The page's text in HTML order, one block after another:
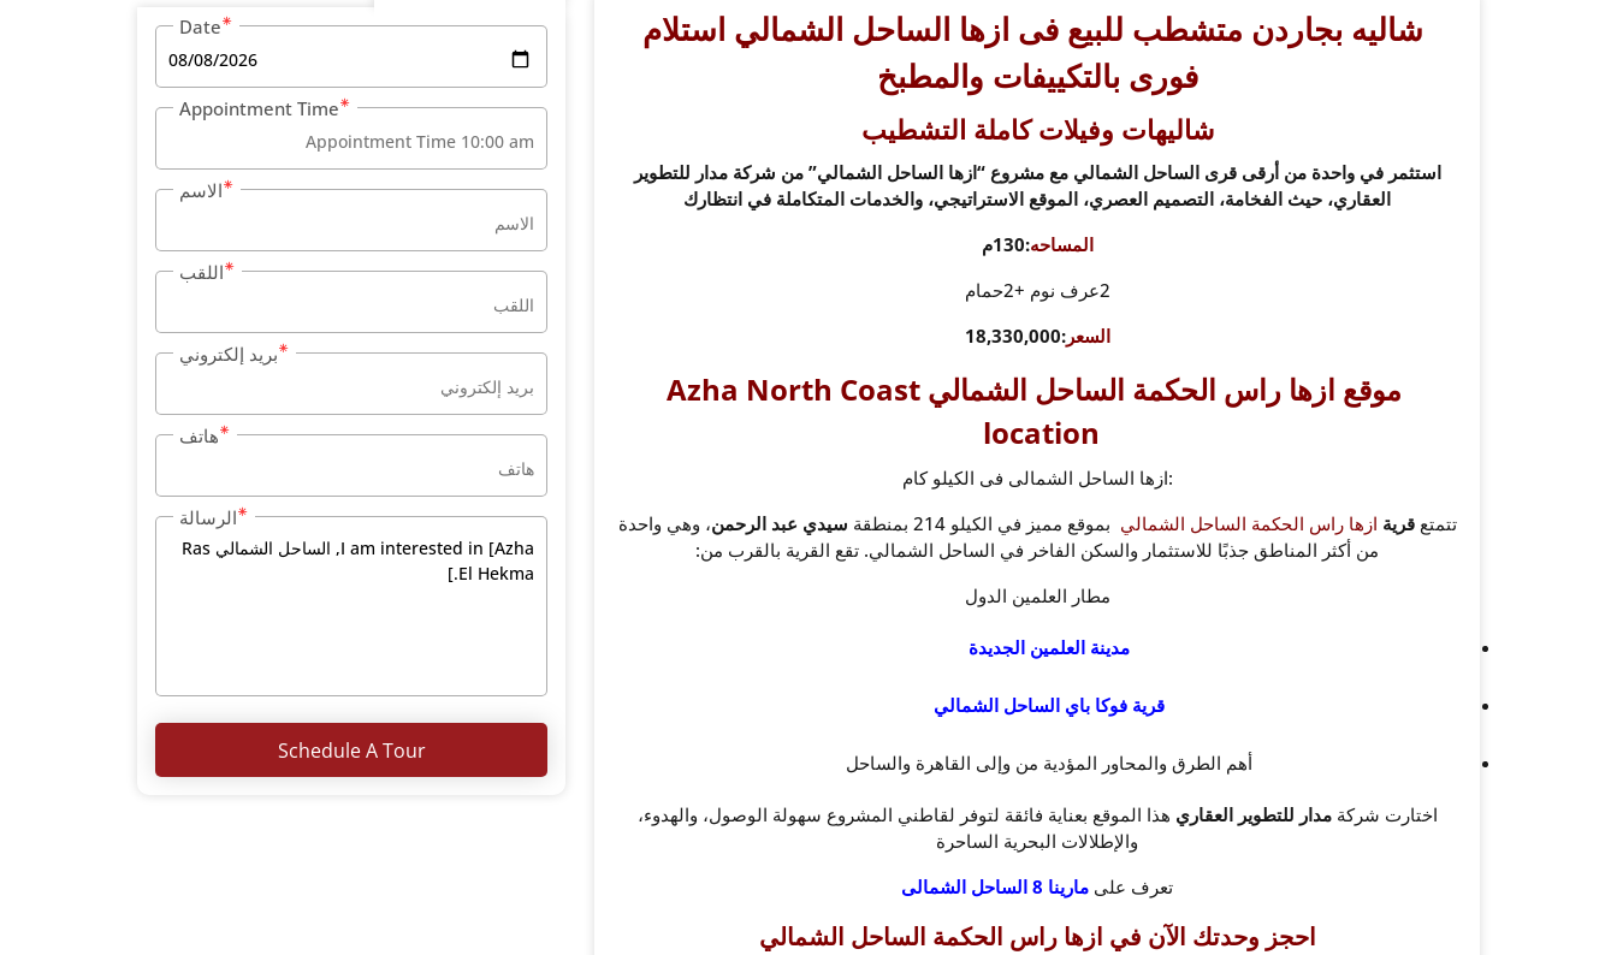
شاليه بجاردن متشطب للبيع فى ازها الساحل الشمالي استلام
فورى بالتكييفات والمطبخ
شاليهات وفيلات كاملة التشطيب
استثمر في واحدة من أرقى قرى الساحل الشمالي مع مشروع “ازها الساحل الشمالي” من شركة مدار للتطوير
العقاري، حيث الفخامة، التصميم العصري، الموقع الاستراتيجي، والخدمات المتكاملة في انتظارك
المساحه:130م
2عرف نوم +2حمام
السعر:18,330,000
موقع ازها راس الحكمة الساحل الشمالي Azha North Coast
location
:ازها الساحل الشمالى فى الكيلو كام
تتمتعقرية ازها راس الحكمة الساحل الشمالي بموقع مميز في الكيلو 214 بمنطقة سيدي عبد الرحمن، وهي واحدة
من أكثر المناطق جذبًا للاستثمار والسكن الفاخر في الساحل الشمالي. تقع القرية بالقرب من:
مطار العلمين الدول
مدينة العلمين الجديدة
قرية فوكا باي الساحل الشمالي
أهم الطرق والمحاور المؤدية من وإلى القاهرة والساحل
اختارت شركةمدار للتطوير العقاري هذا الموقع بعناية فائقة لتوفر لقاطني المشروع سهولة الوصول، والهدوء،
والإطلالات البحرية الساحرة
تعرف على مارينا 8 الساحل الشمالى
احجز وحدتك الآن في ازها راس الحكمة الساحل الشمالي
Date
Appointment Time
الاسم
اللقب
بريد إلكتروني
هاتف
الرسالة
Schedule A Tour